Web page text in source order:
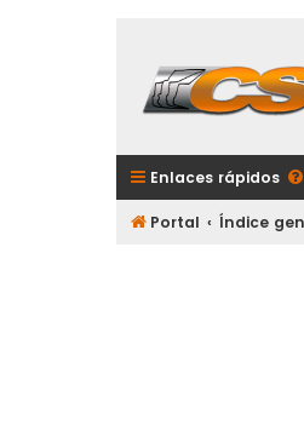
Enlaces rápidos
Portal Índice